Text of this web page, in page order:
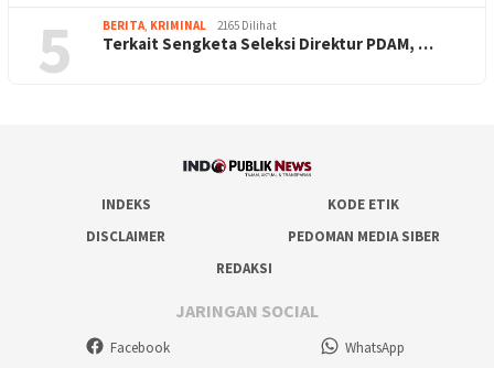
5 BERITA, KRIMINAL 2165 Dilihat
Terkait Sengketa Seleksi Direktur PDAM, …
INDEKS
KODE ETIK
DISCLAIMER
PEDOMAN MEDIA SIBER
REDAKSI
JARINGAN SOCIAL
Facebook WhatsApp